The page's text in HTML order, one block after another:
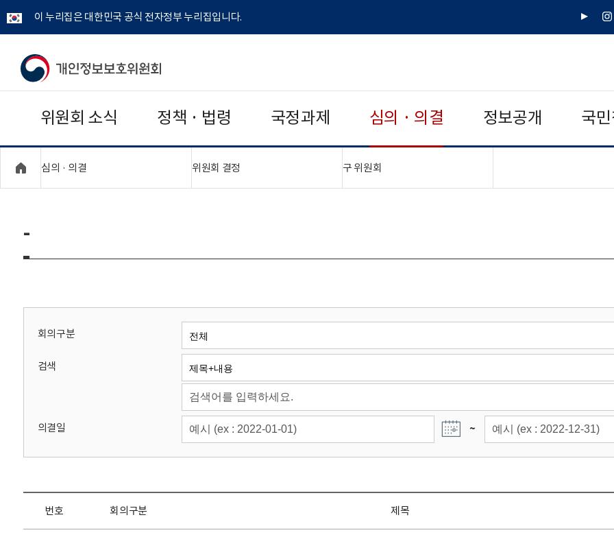
이 누리집은 대한민국 공식 전자정부 누리집입니다.
유
인
개
보
보
위
회
위원회 소식 정책 · 법령 국정과제 심의 · 의결 정보공개 국
심의 · 의결 위원회 결정 구 위원회
-
회의구분
검색
의결일 ~
번호 회의구분 제목